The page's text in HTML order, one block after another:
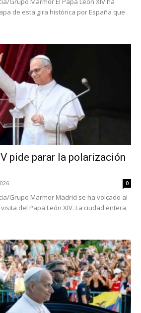
de esta gira histórica por España que
pide parar la polarización
0
Grupo Marmor Madrid se ha volcado al
del Papa León XIV. La ciudad entera